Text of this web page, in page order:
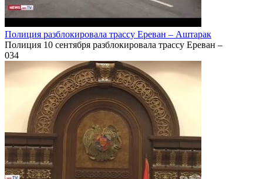
Полиция разблокировала трассу Ереван – Аштарак
Полиция 10 сентября разблокировала трассу Ереван –
034